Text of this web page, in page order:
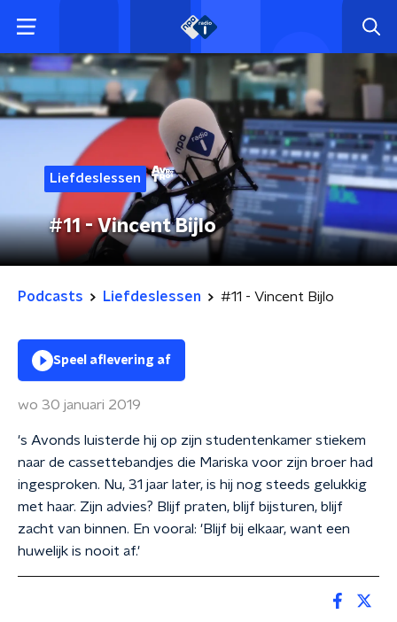
Liefdeslessen
#11 - Vincent Bijlo
Podcasts Liefdeslessen #11 - Vincent Bijlo
Speel aflevering af
wo 30 januari 2019
's Avonds luisterde hij op zijn studentenkamer stiekem
naar de cassettebandjes die Mariska voor zijn broer had
ingesproken. Nu, 31 jaar later, is hij nog steeds gelukkig
met haar. Zijn advies? Blijf praten, blijf bijsturen, blijf
zacht van binnen. En vooral: 'Blijf bij elkaar, want een
huwelijk is nooit af.'